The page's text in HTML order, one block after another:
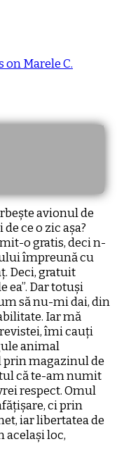
on Marele C.
avionul de
ce o zic așa?
o gratis, deci n-
împreună cu
Deci, gratuit
ea”. Dar totuși
să nu-mi dai, din
Iar mă
îmi cauți
animal
magazinul de
că te-am numit
respect. Omul
ci prin
iar libertatea de
același loc,